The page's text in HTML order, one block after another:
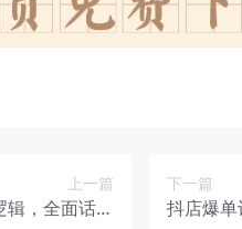
上一篇
，全面话术
下一篇
抖店爆